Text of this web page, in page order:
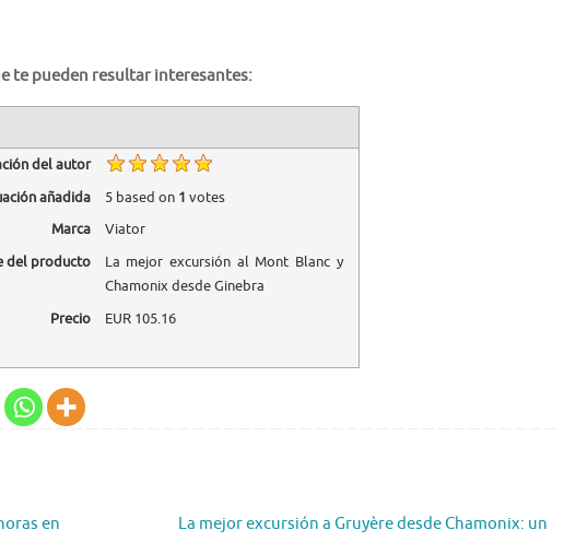
te pueden resultar interesantes:
del autor
añadida
5based on 1 votes
Marca
Viator
del producto
La mejor excursión al Mont Blanc y
Chamonix desde Ginebra
Precio
EUR105.16
en
La mejor excursión a Gruyère desde Chamonix: un